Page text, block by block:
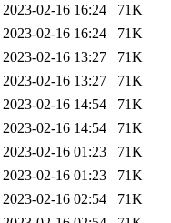
2023-02-16 16:24
71K
2023-02-16 16:24
71K
2023-02-16 13:27
71K
2023-02-16 13:27
71K
2023-02-16 14:54
71K
2023-02-16 14:54
71K
2023-02-16 01:23
71K
2023-02-16 01:23
71K
2023-02-16 02:54
71K